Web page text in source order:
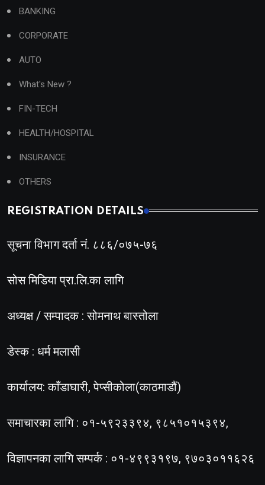
BANKING
CORPORATE
AUTO
What's New ?
FIN-TECH
HEALTH/HOSPITAL
INSURANCE
OTHERS
REGISTRATION DETAILS
सूचना विभाग दर्ता नं. ८८६/०७५-७६
सोस मिडिया प्रा.लि.का लागि
अध्यक्ष / सम्पादक : सोमनाथ बास्तोला
डेस्क : धर्म मलासी
कार्यालय: काँडाघारी, पेप्सीकोला(काठमाडौं)
समाचारका लागि : ०१-५९२३३९४, ९८५१०१५३९४,
विज्ञापनका लागि सम्पर्क : ०१-४९९३१९७, ९७०३०११६२६